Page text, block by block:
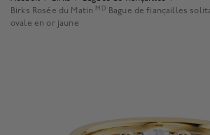
Birks Rosée du Matin MD Bague de fiançailles
ovale en or jaune